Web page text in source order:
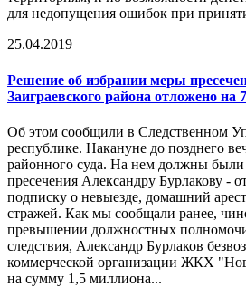
для недопущения ошибок при
25.04.2019
Решение об избрании меры
Заиграевского района отложено на
Об этом сообщили в Следственном
республике. Накануне до позднего
районного суда. На нем должны были
пресечения Александру Бурлакову -
подписку о невыезде, домашний
стражей. Как мы сообщали ранее,
превышении должностных
следствия, Александр Бурлаков
коммерческой организации ЖКХ
на сумму 1,5 миллиона...